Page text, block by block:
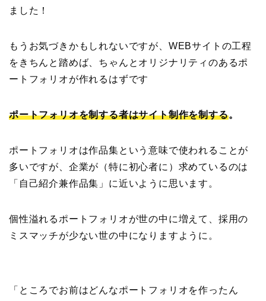
ました！
もうお気づきかもしれないですが、WEBサイトの工程
をきちんと踏めば、ちゃんとオリジナリティのあるポ
ートフォリオが作れるはずです
ポートフォリオを制する者はサイト制作を制する。
ポートフォリオは作品集という意味で使われることが
多いですが、企業が（特に初心者に）求めているのは
「自己紹介兼作品集」に近いように思います。
個性溢れるポートフォリオが世の中に増えて、採用の
ミスマッチが少ない世の中になりますように。
「ところでお前はどんなポートフォリオを作ったん